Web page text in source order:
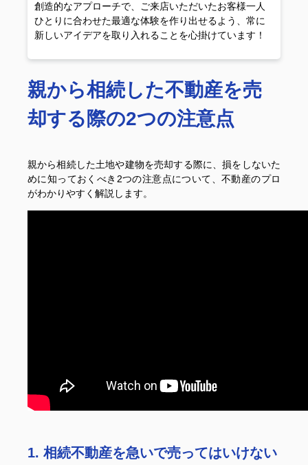
創造的なアプローチで、ご来店いただいたお客様一人
ひとりに合わせた最適な体験を作り出せるよう、常に
新しいアイデアを取り入れることを心掛けています！
親から相続した不動産を売
却する際の2つの注意点
親から相続した土地や建物を売却する際に、損をしないた
めに知っておくべき2つの注意点について、不動産のプロ
がわかりやすく解説します。
1. 相続不動産を急いで売ってはいけない